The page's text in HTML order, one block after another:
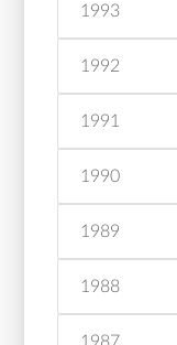
1993
1992
1991
1990
1989
1988
1987